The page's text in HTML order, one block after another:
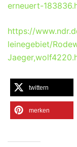
erneuert-
https://
leinegebiet/
twittern
merken